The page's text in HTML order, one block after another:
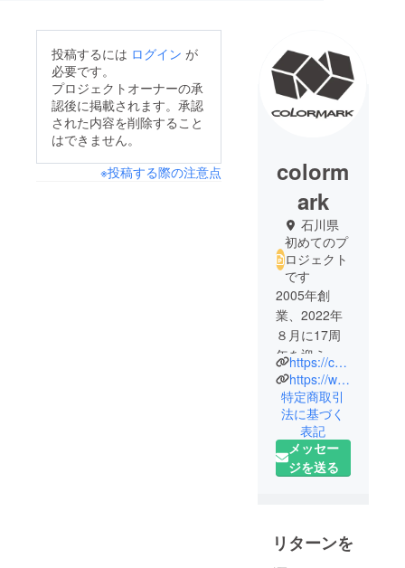
投稿するには ログイン が
必要です。
プロジェクトオーナーの承
認後に掲載されます。承認
された内容を削除すること
はできません。
※投稿する際の注意点
colorm
ark
石川県
初めてのプ
ロジェクト
です
2005年創
業、2022年
８月に17周
年を迎えた
株式会社カ
ラーマーク
が、新たに
スタートさ
せた「たの
たのカラ
す。「楽し
いものを楽
https://colormark.co.jp/
https://www.instagram.com/colormark_official/
特定商取引
法に基づく
表記
メッセー
ジを送る
リターンを